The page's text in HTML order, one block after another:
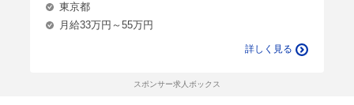
東京都
月給33万円～55万円
詳しく見る
スポンサー求人ボックス